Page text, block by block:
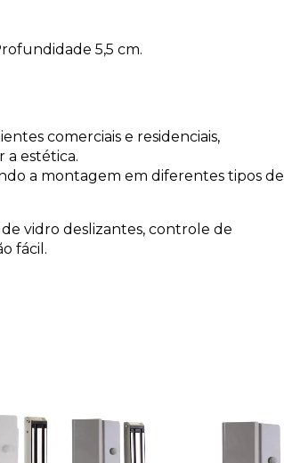
5,5 cm.
comerciais e residenciais,
estética.
a montagem em diferentes tipos de
vidro deslizantes, controle de
fácil.